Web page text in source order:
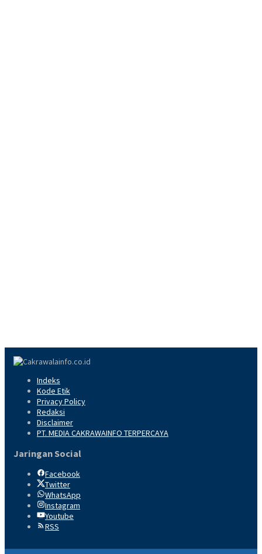
Indeks
Kode Etik
Privacy Policy
Redaksi
Disclaimer
PT. MEDIA CAKRAWAINFO TERPERCAYA
Jaringan Social
Facebook
Twitter
WhatsApp
Instagram
Youtube
RSS